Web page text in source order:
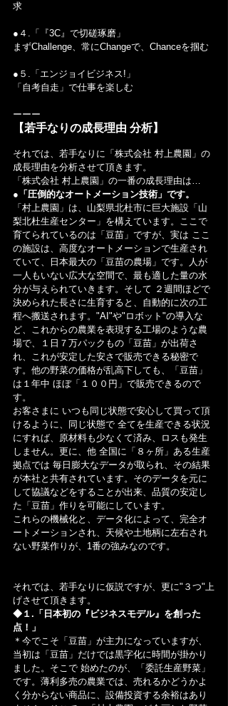
求
●４.「『3C』で切磋琢磨」
まずChallenge、常にChangeで、Chanceを掴む
●５.「エンジョイビジネス!」
「自考自走」で仕事を楽しむ
ーーー
【若手なりの成長理由 分析】
それでは、若手なりに「株式会社 村上農園」の
成長理由を分析させて頂きます。
「株式会社 村上農園」の一番の成長理由は…
●「圧倒的なオートメーション技術」です。
「村上農園」は、山梨県北杜市に巨大施設「山
梨北杜生産センター」を構えています。ここで
育てられているのは「豆苗」ですが、実は ここ
の施設は、高度なオートメーションで生産され
ていて、日本最大の「豆苗の農場」です。人が
一人もいない広大な空間で、最も適した量の水
分が与えられていきます。そして ２週間ほどで
決められた長さに生育すると、自動的に次の工
程へ搬送されます。"AI"や"ロボット"の導入な
ど、これからの農業を表現する工場のような農
場で、１日７万パックもの「豆苗」が出荷さ
れ、これが安定した安さで販売できる秘密で
す。他の野菜の価格が乱高下しても、「豆苗」
は１年中 ほぼ「１００円」で販売できるので
す。
お客さまに いつも同じ状態で安心して買って頂
けるように、同じ状態で 全てを生産できる状況
にすれば、原材料も少なくて済み、ロスも発生
しません。更に、他 全国に「８ヶ所」ある生産
拠点では 毎日膨大なデータが取られ、その結果
が本社と共有されています。そのデータを元に
して協議などをすることが出来、品質の安定し
た「豆苗」作りを可能にしています。
これらの機械化と、データ化によって、完全オ
ートメーションされ、天候や土地柄に左右され
ない野菜作りが、1番の強みなのです。
それでは、若手なりに仮説ですが、更に"３つ"上
げさせて頂きます。
◆１.「日本初の『ビジネスモデル』を創った
点！」
＊今でこそ「豆苗」が主力になっていますが、
当初は「豆苗」だけでは黒字化に時間が掛かり
ました。そこで 始めたのが、「委託生産野菜」
です。薄利多売の農業では、売れるかどうかよ
く分からない商品に、設備投資する余裕はあり